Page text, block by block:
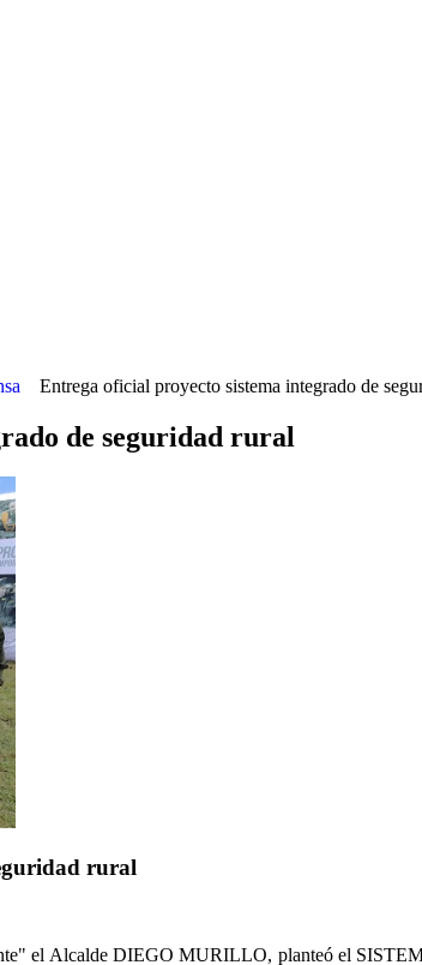
Entrega oficial proyecto sistema integrado de
de seguridad rural
rural
el Alcalde DIEGO MURILLO, planteó el